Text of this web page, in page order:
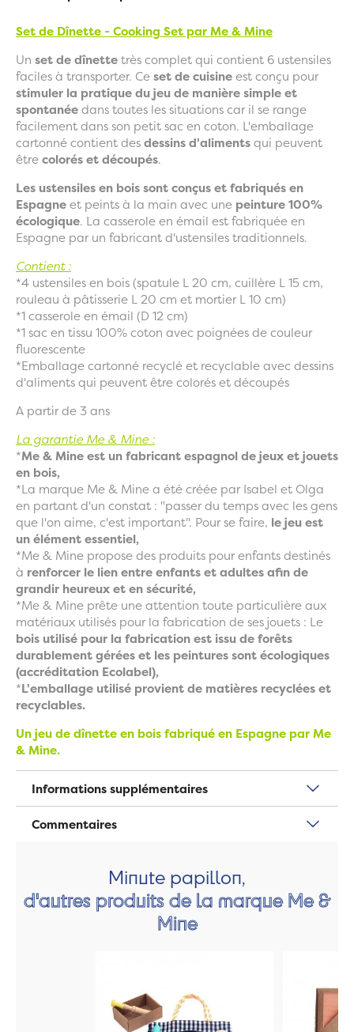
Set de Dînette - Cooking Set par Me & Mine
Un set de dînettetrès complet qui contient 6 ustensiles
faciles à transporter. Ceset de cuisineest conçu pour
stimuler la pratique du jeu de manière simple et
spontanéedans toutes les situations car il se range
facilement dans son petit sac en coton. L'emballage
cartonné contient desdessins d'alimentsqui peuvent
êtrecolorés et découpés.
Les ustensiles en bois sont conçus et fabriqués en
Espagneet peints à la main avec une peinture 100%
écologique. La casserole en émail est fabriquée en
Espagne par un fabricant d'ustensiles traditionnels.
Contient :
*4 ustensiles en bois (spatule L 20 cm, cuillère L 15 cm,
rouleau à pâtisserie L 20 cm et mortier L 10 cm)
*1 casserole en émail (D 12 cm)
*1 sac en tissu 100% coton avec poignées de couleur
fluorescente
*Emballage cartonné recyclé et recyclable avec dessins
d'aliments qui peuvent être colorés et découpés
A partir de 3 ans
La garantie Me & Mine :
*Me & Mine est un fabricant espagnol de jeux et jouets
en bois,
*La marque Me & Mine a été créée par Isabel et Olga
en partant d'un constat : "passer du temps avec les gens
que l'on aime, c'est important". Pour se faire, le jeu est
un élément essentiel,
*Me & Mine propose des produits pour enfants destinés
à renforcer le lien entre enfants et adultes afin de
grandir heureux et en sécurité,
*Me & Mine prête une attention toute particulière aux
matériaux utilisés pour la fabrication de ses jouets : Le
bois utilisé pour la fabrication est issu de forêts
durablement gérées et les peintures sont écologiques
(accréditation Ecolabel),
*L'emballage utilisé provient de matières recyclées et
recyclables.
Un jeu de dînette en bois fabriqué en Espagne par Me
& Mine.
Informations supplémentaires
Commentaires
Minute papillon,
d'autres produits de la marque Me &
Mine